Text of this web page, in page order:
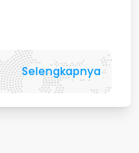
Selengkapnya